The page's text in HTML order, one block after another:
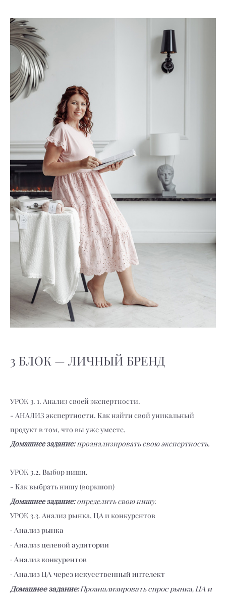
3 БЛОК — ЛИЧНЫЙ БРЕНД
УРОК 3. 1. Анализ своей экспертности.
- АНАЛИЗ экспертности. Как найти свой уникальный
продукт в том, что вы уже умеете.
Домашнее задание:проанализировать свою экспертность.
УРОК 3.2. Выбор ниши.
- Как выбрать нишу (воркшоп)
Домашнее задание:определить свою нишу.
УРОК 3.3. Анализ рынка, ЦА и конкурентов
- Анализ рынка
- Анализ целевой аудитории
- Анализ конкурентов
- Анализ ЦА через искусственный интелект
Домашнее задание:Проанализировать спрос рынка, ЦА и